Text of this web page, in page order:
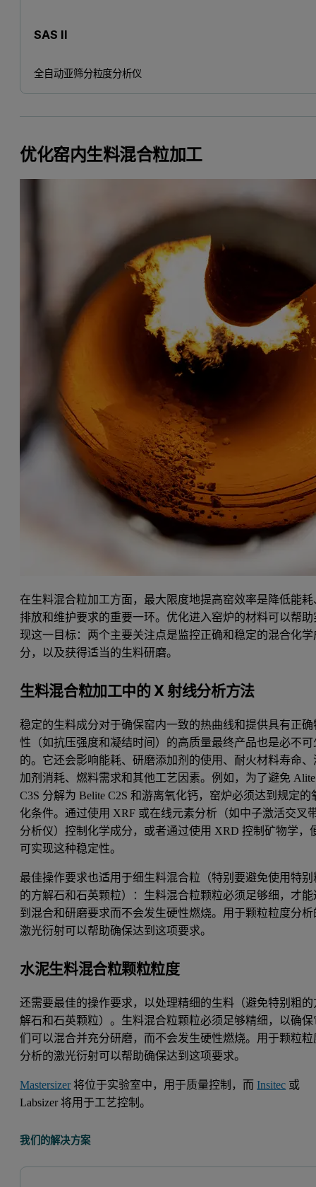
SAS II
全自动亚筛分粒度分析仪
优化窑内生料混合粒加工
在生料混合粒加工方面，最大限度地提高窑效率是降低能耗
排放和维护要求的重要一环。优化进入窑炉的材料可以帮助
现这一目标：两个主要关注点是监控正确和稳定的混合化学
分，以及获得适当的生料研磨。
生料混合粒加工中的 X 射线分析方法
稳定的生料成分对于确保窑内一致的热曲线和提供具有正确
性（如抗压强度和凝结时间）的高质量最终产品也是必不可
的。它还会影响能耗、研磨添加剂的使用、耐火材料寿命、
加剂消耗、燃料需求和其他工艺因素。例如，为了避免 Alite
C3S 分解为 Belite C2S 和游离氧化钙，窑炉必须达到规定的
化条件。通过使用 XRF 或在线元素分析（如中子激活交叉
分析仪）控制化学成分，或者通过使用 XRD 控制矿物学，
可实现这种稳定性。
最佳操作要求也适用于细生料混合粒（特别要避免使用特别
的方解石和石英颗粒）：生料混合粒颗粒必须足够细，才能
到混合和研磨要求而不会发生硬性燃烧。用于颗粒粒度分析
激光衍射可以帮助确保达到这项要求。
水泥生料混合粒颗粒粒度
还需要最佳的操作要求，以处理精细的生料（避免特别粗的
解石和石英颗粒）。生料混合粒颗粒必须足够精细，以确保
们可以混合并充分研磨，而不会发生硬性燃烧。用于颗粒粒
分析的激光衍射可以帮助确保达到这项要求。
Mastersizer将位于实验室中，用于质量控制，而Insitec 或
Labsizer 将用于工艺控制。
我们的解决方案